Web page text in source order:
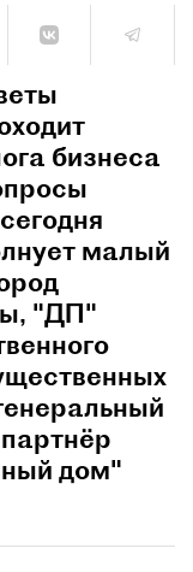
бизнеса
малый
"ДП"
дом"